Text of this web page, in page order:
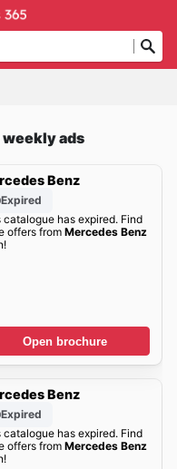
ads
Benz
Expired
catalogue has expired. Find
offers from Mercedes Benz
Open brochure
Benz
Expired
catalogue has expired. Find
offers from Mercedes Benz